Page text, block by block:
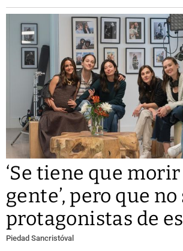
‘Se tiene que
gente’, pero que
protagonistas de
Piedad Sancristóval